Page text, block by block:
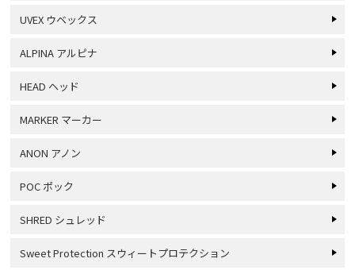
UVEX ウベックス
ALPINA アルピナ
HEAD ヘッド
MARKER マーカー
ANON アノン
POC ポック
SHRED シュレッド
Sweet Protection スウィートプロテクション